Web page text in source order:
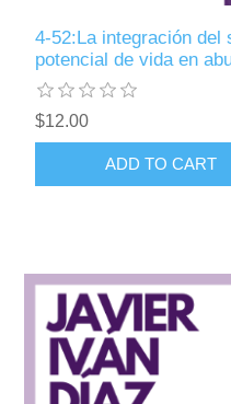
4-52:La integración del
potencial de vida en
$12.00
ADD TO CART